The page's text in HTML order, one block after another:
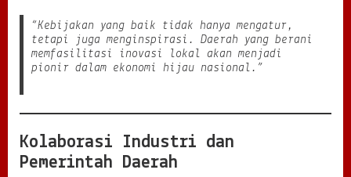
“Kebijakan yang baik tidak hanya mengatur,
tetapi juga menginspirasi. Daerah yang berani
memfasilitasi inovasi lokal akan menjadi
pionir dalam ekonomi hijau nasional.”
Kolaborasi Industri dan
Pemerintah Daerah